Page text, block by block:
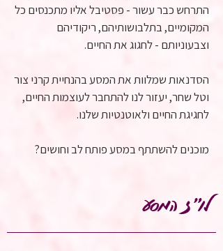
התרחש כבר עשור - פסטיבל אליו מתכנסים כל
המקומיים, בתלבושותיהם, ריקודיהם
וצבעוניותם - לחגוג את החיים.
הסדנאות שמלוות את המסע בהנחיית קרני צור
וטל שחר, יעזור לנו להתחבר לעוצמות החיים,
לחגיגת החיים ולאוטנטיות שלנו.
מוכנים להשתתף במסע פותח לב וחושים?
לו"ז המסע